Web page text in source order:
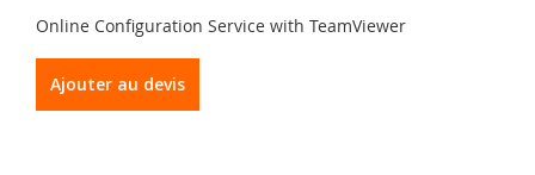
Online Configuration Service with TeamViewer
Ajouter au devis